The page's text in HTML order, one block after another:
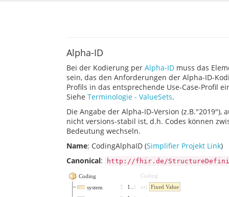
Alpha-ID
Bei der Kodierung per Alpha-ID muss das
sein, das den Anforderungen der Alpha-ID-
Profils in das entsprechende Use-Case-Profil
Siehe Terminologie - ValueSets.
Die Angabe der Alpha-ID-Version
nicht versions-stabil ist, d.h. Codes können
Bedeutung wechseln.
Name: CodingAlphaID (Simplifier Projekt Link)
Canonical: http://fhir.de/
Coding
Coding
system
Σ 1 1 uri
Fixed Value